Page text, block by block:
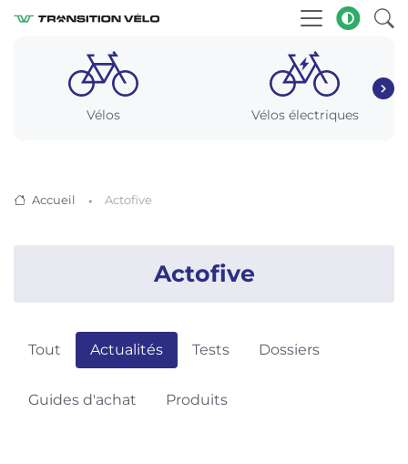
Vélos Vélos électriques
Accueil Actofive
Actofive
Tout Actualités Tests Dossiers
Guides d'achat Produits